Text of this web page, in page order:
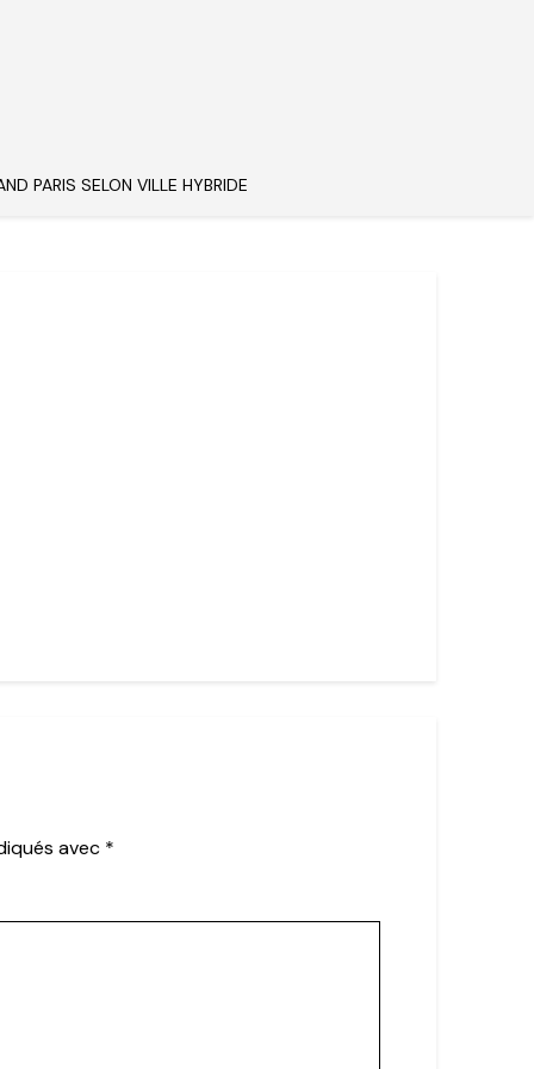
PARIS SELON VILLE HYBRIDE
avec *